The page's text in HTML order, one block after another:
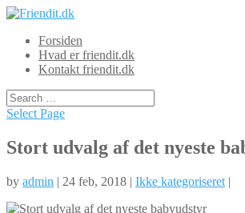
Forsiden
Hvad er friendit.dk
Kontakt friendit.dk
Select Page
Stort udvalg af det nyeste
by admin | 24 feb, 2018 | Ikke kategoriseret |